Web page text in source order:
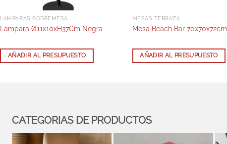
LÁMPARAS SOBREMESA
Lampara Ø11x10xH37Cm Negra
AÑADIR AL PRESUPUESTO
MESAS TERRAZA
Mesa Beach Bar 70x70x72cm
AÑADIR AL PRESUPUESTO
CATEGORIAS DE PRODUCTOS